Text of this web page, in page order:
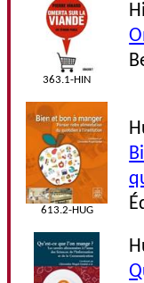
363.1-HIN
613.2-HUG